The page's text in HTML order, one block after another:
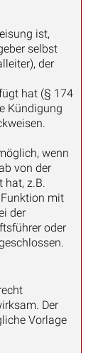
ist,
selbst
der
hat (§ 174
Kündigung
wenn
von der
hat, z.B.
mit
der
oder
Der
Vorlage